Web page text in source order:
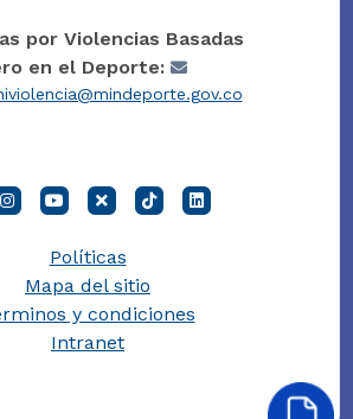
por Violencias Basadas
en el Deporte:
Políticas
Mapa del sitio
y condiciones
Intranet